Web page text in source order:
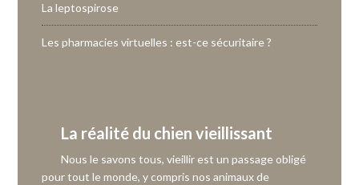
La leptospirose
Les pharmacies virtuelles : est-ce sécuritaire ?
La réalité du chien vieillissant
Nous le savons tous, vieillir est un passage obligé
pour tout le monde, y compris nos animaux de